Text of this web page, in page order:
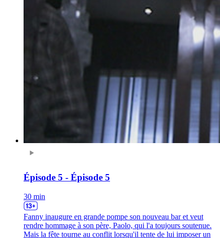
Épisode 5 - Épisode 5
30 min
Fanny inaugure en grande pompe son nouveau bar et veut
rendre hommage à son père, Paolo, qui l'a toujours soutenue.
Mais la fête tourne au conflit lorsqu'il tente de lui imposer un